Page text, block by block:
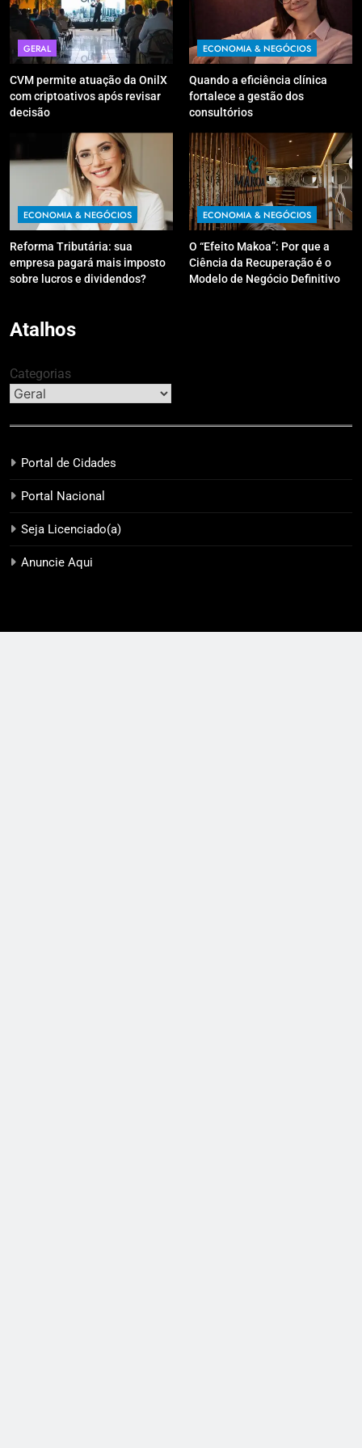
GERAL
CVM permite atuação da OnilX
com criptoativos após revisar
decisão
ECONOMIA & NEGÓCIOS
Quando a eficiência clínica
fortalece a gestão dos
consultórios
ECONOMIA & NEGÓCIOS
Reforma Tributária: sua
empresa pagará mais imposto
sobre lucros e dividendos?
ECONOMIA & NEGÓCIOS
O “Efeito Makoa”: Por que a
Ciência da Recuperação é o
Modelo de Negócio Definitivo
Atalhos
Categorias
Portal de Cidades
Portal Nacional
Seja Licenciado(a)
Anuncie Aqui